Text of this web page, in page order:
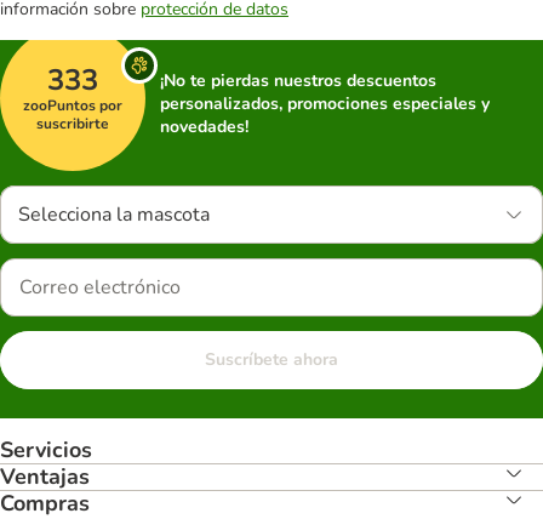
información sobre protección de datos
333
zooPuntos por
suscribirte
¡No te pierdas nuestros descuentos
personalizados, promociones especiales y
novedades!
Selecciona la mascota
Suscríbete ahora
Servicios
Ventajas
Compras